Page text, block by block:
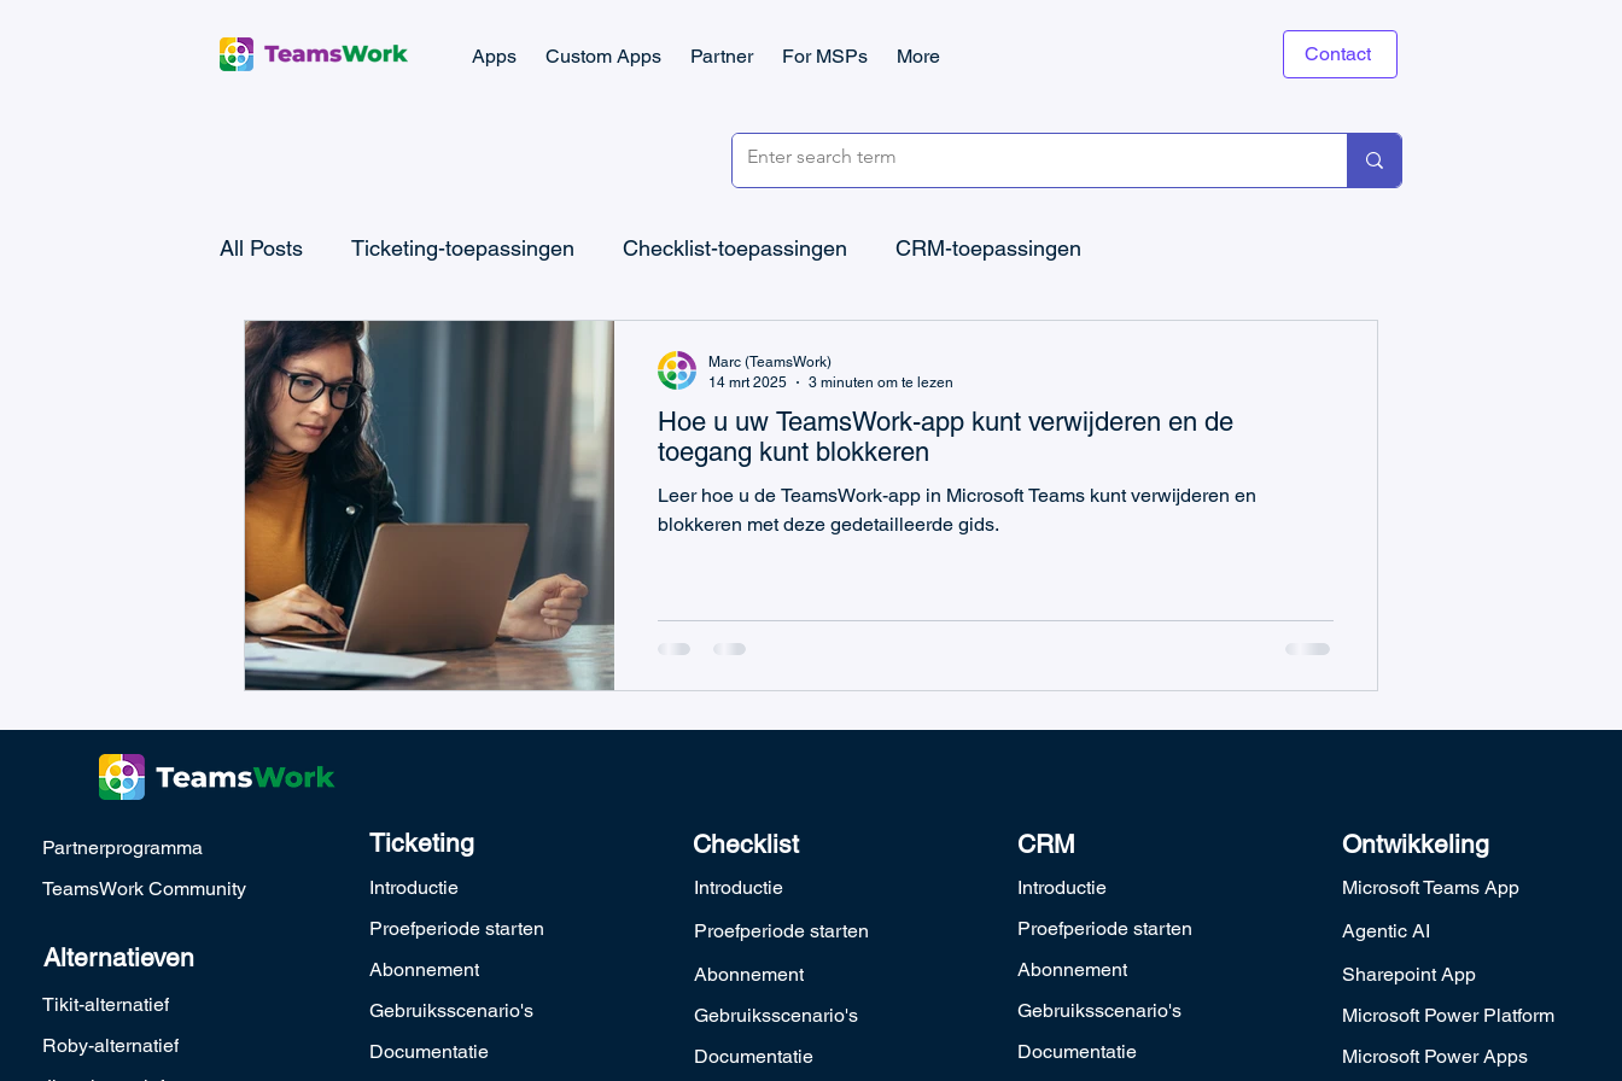
Apps Custom Apps Partner For MSPs More Contact
All Posts Ticketing-toepassingen Checklist-toepassingen CRM-toepassingen
Microsoft Teams CRM
Microsoft Power Automate Microsoft Power Apps Microsoft Power Platform
Microsoft Teams Billing CRM & Verkoop IT-ondersteuning Taakbeheer
Hoe u uw TeamsWork-app kunt verwijderen en de
toegang kunt blokkeren
Leer hoe u de TeamsWork-app in Microsoft Teams kunt verwijderen en
blokkeren met deze gedetailleerde gids.
Marc (TeamsWork)
14 mrt 2025
3 minuten om te lezen
Partnerprogramma
TeamsWork Community
Alternatieven
Tikit-alternatief
Roby-alternatief
Ticketing
Introductie
Proefperiode starten
Abonnement
Gebruiksscenario's
Documentatie
Checklist
Introductie
Proefperiode starten
Abonnement
Gebruiksscenario's
Documentatie
CRM
Introductie
Proefperiode starten
Abonnement
Gebruiksscenario's
Documentatie
Ontwikkeling
Microsoft Teams App
Agentic AI
Sharepoint App
Microsoft Power Platform
Microsoft Power Apps